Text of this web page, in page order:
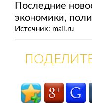
Последние
экономики,
Источник: mail.ru